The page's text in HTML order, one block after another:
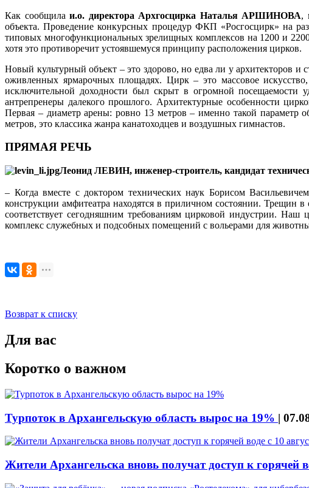
Как сообщилаи.о. директора Архгосцирка Наталья АРШИНОВА,
объекта. Проведение конкурсных процедур ФКП «Росгосцирк» на
типовых многофункциональных зрелищных комплексов на 1200 и
хотя это противоречит устоявшемуся принципу расположения цирков.
Новый культурный объект – это здорово, но едва ли у архитекторов и
оживленных ярмарочных площадях. Цирк – это массовое
исключительной доходности был скрыт в огромной посещаемости
антрепренеры далекого прошлого. Архитектурные особенности
Первая – диаметр арены: ровно 13 метров – именно такой параметр
метров, это классика жанра канатоходцев и воздушных гимнастов.
ПРЯМАЯ РЕЧЬ
Леонид ЛЕВИН, инженер-строитель, кандидат
– Когда вместе с доктором технических наук Борисом
конструкции амфитеатра находятся в приличном состоянии. Трещин
соответствует сегодняшним требованиям цирковой индустрии.
комплекс служебных и подсобных помещений с вольерами для
Возврат к списку
Для вас
Коротко о важном
Турпоток в Архангельскую область вырос на 19% |
Жители Архангельска вновь получат доступ к горячей